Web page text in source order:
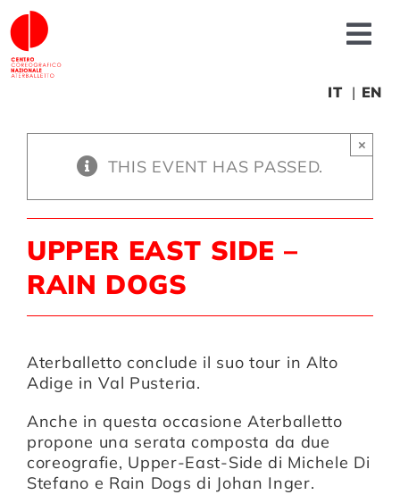
Skip
to
content
Educational
Artists
IT EN
THIS EVENT HAS PASSED.
×
UPPER EAST SIDE –
RAIN DOGS
Aterballetto conclude il suo tour in Alto
Adige in Val Pusteria.
Anche in questa occasione Aterballetto
propone una serata composta da due
coreografie, Upper-East-Side di Michele Di
Stefano e Rain Dogs di Johan Inger.